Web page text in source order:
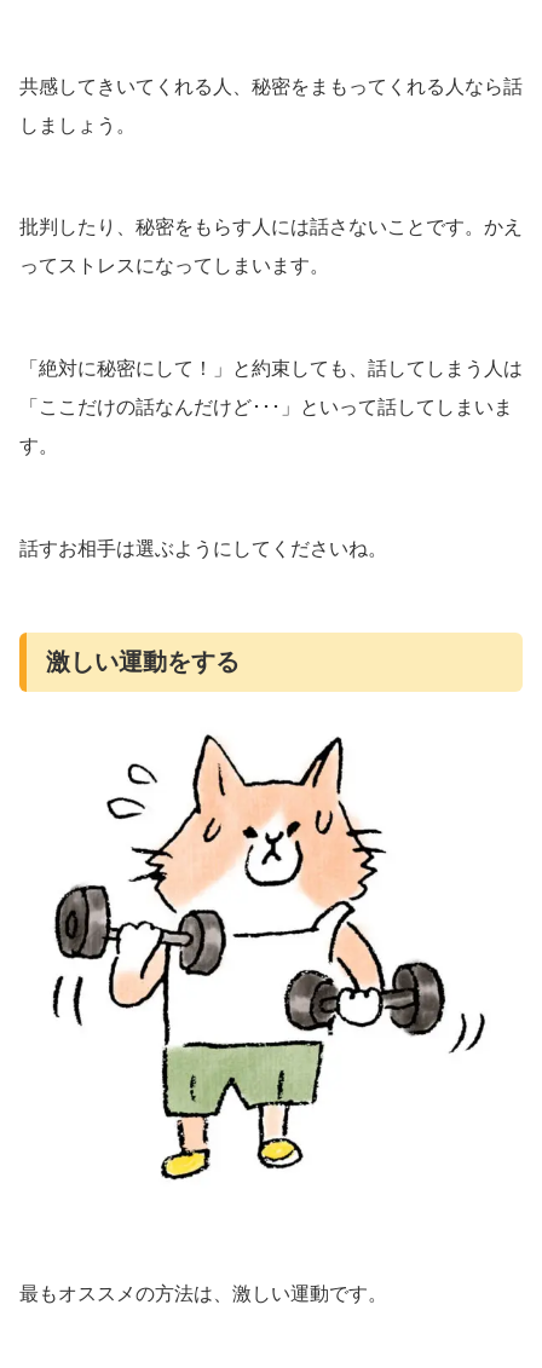
共感してきいてくれる人、秘密をまもってくれる人なら話
しましょう。
批判したり、秘密をもらす人には話さないことです。かえ
ってストレスになってしまいます。
「絶対に秘密にして！」と約束しても、話してしまう人は
「ここだけの話なんだけど･･･」といって話してしまいま
す。
話すお相手は選ぶようにしてくださいね。
激しい運動をする
最もオススメの方法は、激しい運動です。